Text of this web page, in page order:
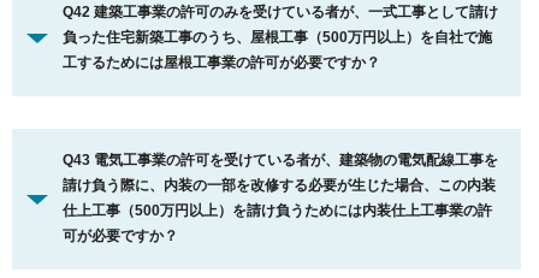
Q42 建築工事業の許可のみを受けている者が、一式工事として請け
負った住宅新築工事のうち、屋根工事（500万円以上）を自社で施
工するためには屋根工事業の許可が必要ですか？
Q43 電気工事業の許可を受けている者が、建築物の電気配線工事を
請け負う際に、内装の一部を改修する必要が生じた場合、この内装
仕上工事（500万円以上）を請け負うためには内装仕上工事業の許
可が必要ですか？